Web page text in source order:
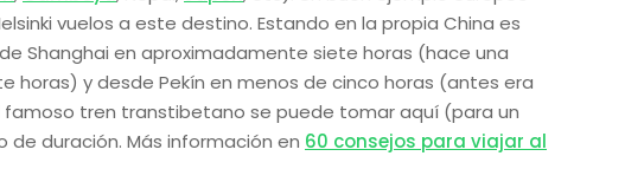
vuelos a este destino. Estando en la propia China es
Shanghai en aproximadamente siete horas (hace una
horas) y desde Pekín en menos de cinco horas (antes era
famoso tren transtibetano se puede tomar aquí (para un
de duración. Más información en 60 consejos para viajar al